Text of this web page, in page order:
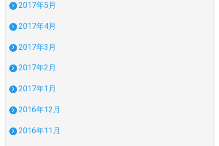
2017年5月
2017年4月
2017年3月
2017年2月
2017年1月
2016年12月
2016年11月